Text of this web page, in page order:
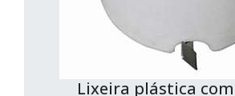
Lixeira plástica